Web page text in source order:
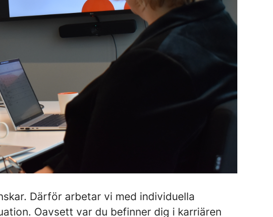
Därför arbetar vi med individuella
Oavsett var du befinner dig i karriären